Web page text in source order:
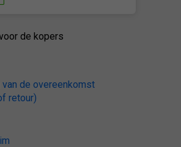
de kopers
van de overeenkomst
retour)